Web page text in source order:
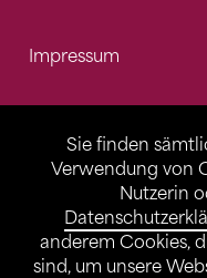
Sie finden
Verwendung von
Nutzerin
anderem Cookies,
sind, um unsere
Impressum